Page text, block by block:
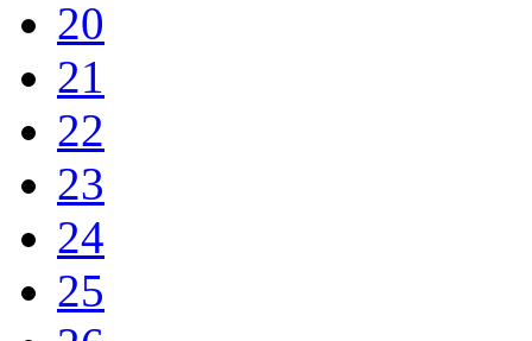
20
21
22
23
24
25